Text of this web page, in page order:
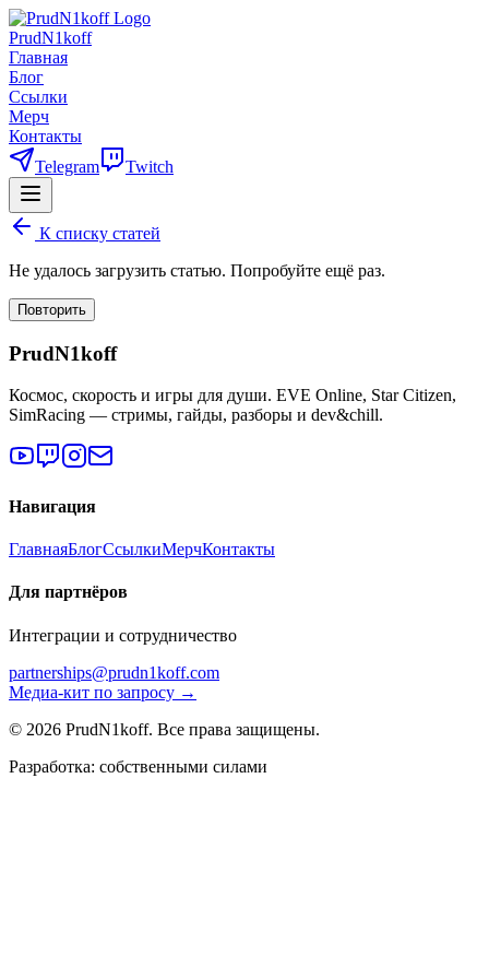
PrudN1koff
Главная
Блог
Ссылки
Мерч
Контакты
Telegram
Twitch
К списку статей
Не удалось загрузить статью. Попробуйте ещё раз.
Повторить
PrudN1koff
Космос, скорость и игры для души. EVE Online, Star Citizen,
SimRacing — стримы, гайды, разборы и dev&chill.
Навигация
ГлавнаяБлогСсылкиМерчКонтакты
Для партнёров
Интеграции и сотрудничество
partnerships@prudn1koff.com
Медиа-кит по запросу →
© 2026 PrudN1koff. Все права защищены.
Разработка: собственными силами